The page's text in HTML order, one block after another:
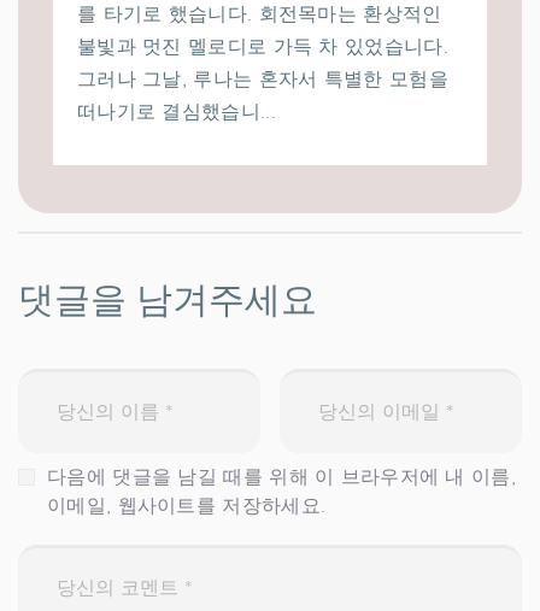
를 타기로 했습니다. 회전목마는 환상적인
불빛과 멋진 멜로디로 가득 차 있었습니다.
그러나 그날, 루나는 혼자서 특별한 모험을
떠나기로 결심했습니...
댓글을 남겨주세요
다음에 댓글을 남길 때를 위해 이 브라우저에 내 이름,
이메일, 웹사이트를 저장하세요.